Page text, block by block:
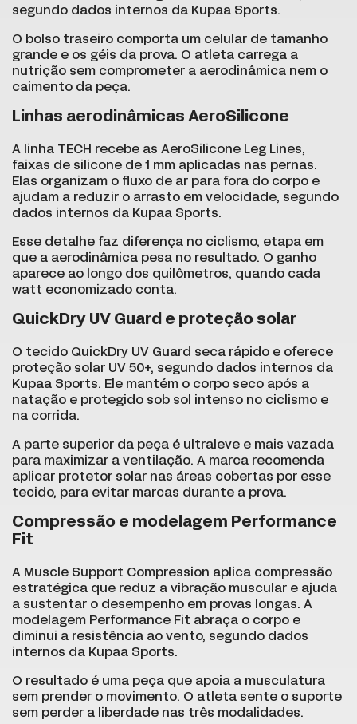
segundo dados internos da Kupaa Sports.
O bolso traseiro comporta um celular de tamanho
grande e os géis da prova. O atleta carrega a
nutrição sem comprometer a aerodinâmica nem o
caimento da peça.
Linhas aerodinâmicas AeroSilicone
A linha TECH recebe as AeroSilicone Leg Lines,
faixas de silicone de 1 mm aplicadas nas pernas.
Elas organizam o fluxo de ar para fora do corpo e
ajudam a reduzir o arrasto em velocidade, segundo
dados internos da Kupaa Sports.
Esse detalhe faz diferença no ciclismo, etapa em
que a aerodinâmica pesa no resultado. O ganho
aparece ao longo dos quilômetros, quando cada
watt economizado conta.
QuickDry UV Guard e proteção solar
O tecido QuickDry UV Guard seca rápido e oferece
proteção solar UV 50+, segundo dados internos da
Kupaa Sports. Ele mantém o corpo seco após a
natação e protegido sob sol intenso no ciclismo e
na corrida.
A parte superior da peça é ultraleve e mais vazada
para maximizar a ventilação. A marca recomenda
aplicar protetor solar nas áreas cobertas por esse
tecido, para evitar marcas durante a prova.
Compressão e modelagem Performance
Fit
A Muscle Support Compression aplica compressão
estratégica que reduz a vibração muscular e ajuda
a sustentar o desempenho em provas longas. A
modelagem Performance Fit abraça o corpo e
diminui a resistência ao vento, segundo dados
internos da Kupaa Sports.
O resultado é uma peça que apoia a musculatura
sem prender o movimento. O atleta sente o suporte
sem perder a liberdade nas três modalidades.